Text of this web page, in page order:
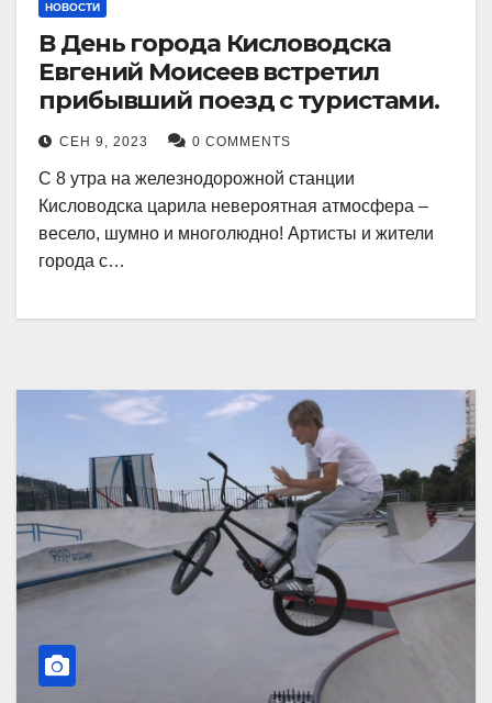
НОВОСТИ
В День города Кисловодска
Евгений Моисеев встретил
прибывший поезд с туристами.
СЕН 9, 2023 0 COMMENTS
С 8 утра на железнодорожной станции
Кисловодска царила невероятная атмосфера –
весело, шумно и многолюдно! Артисты и жители
города с…